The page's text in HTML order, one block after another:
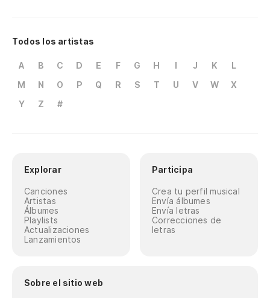
Todos los artistas
A B C D E F G H I J K
L
M
N O P Q R S T U V W
X
Y
Z #
Explorar
Canciones
Artistas
Álbumes
Playlists
Actualizaciones
Lanzamientos
Participa
Crea tu perfil musical
Envía álbumes
Envía letras
Correcciones de
letras
Sobre el sitio web